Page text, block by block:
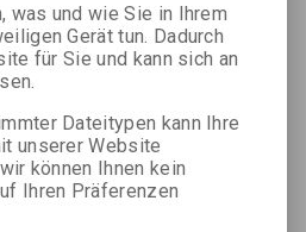
was und wie Sie in Ihrem
Gerät tun. Dadurch
für Sie und kann sich an
Dateitypen kann Ihre
unserer Website
können Ihnen kein
Ihren Präferenzen